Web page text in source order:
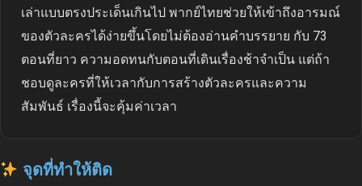
เล่าแบบตรงประเด็นเกินไป พากย์ไทยช่วยให้เข้าถึงอารมณ์
ของตัวละครได้ง่ายขึ้นโดยไม่ต้องอ่านคำบรรยาย กับ 73
ตอนที่ยาว ความอดทนกับตอนที่เดินเรื่องช้าจำเป็น แต่ถ้า
ชอบดูละครที่ให้เวลากับการสร้างตัวละครและความ
สัมพันธ์ เรื่องนี้จะคุ้มค่าเวลา
จุดที่ทำให้ติด